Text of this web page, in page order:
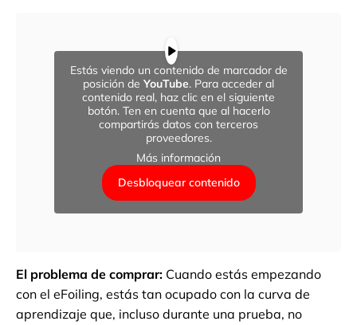
Estás viendo un contenido de marcador de
posición de YouTube. Para acceder al
contenido real, haz clic en el siguiente
botón. Ten en cuenta que al hacerlo
compartirás datos con terceros
proveedores.
Más información
Desbloquear contenido
El problema de comprar: Cuando estás empezando
con el eFoiling, estás tan ocupado con la curva de
aprendizaje que, incluso durante una prueba, no